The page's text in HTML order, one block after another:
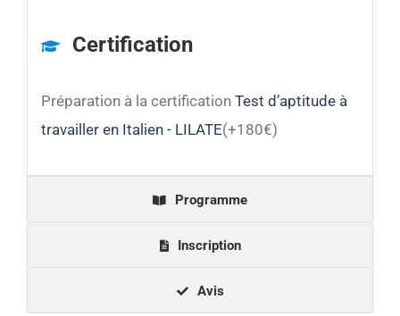
Certification
Préparation à la certification Test d’aptitude à
travailler en Italien - LILATE(+180€)
Programme
Inscription
Avis